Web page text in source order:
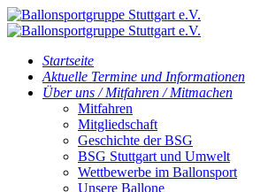
Startseite
Aktuelle Termine und Informationen
Über uns / Mitfahren / Mitmachen
Mitfahren
Mitgliedschaft
Geschichte der BSG
BSG Stuttgart und Umwelt
Wettbewerbe im Ballonsport
Unsere Ballone